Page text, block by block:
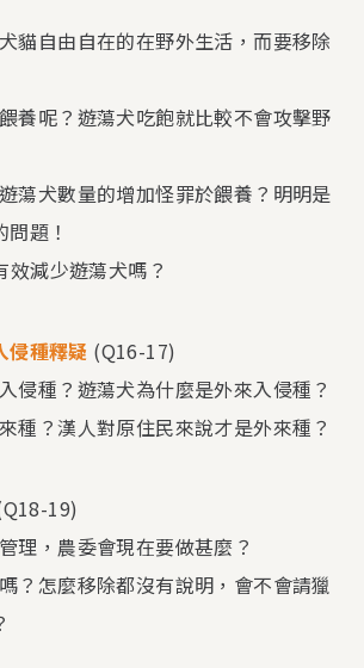
貓自由自在的在野外生活，而要移除
養呢？遊蕩犬吃飽就比較不會攻擊野
蕩犬數量的增加怪罪於餵養？明明是
題！
減少遊蕩犬嗎？
侵種釋疑 (Q16-17)
侵種？遊蕩犬為什麼是外來入侵種？
種？漢人對原住民來說才是外來種？​
19)
理，農委會現在要做甚麼？
？怎麼移除都沒有說明，會不會請獵